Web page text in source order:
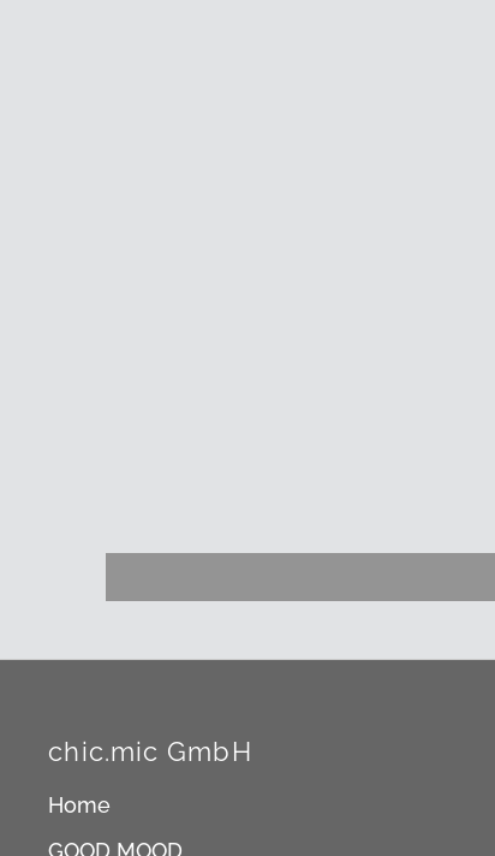
chic.mic GmbH
Home
GOOD MOOD